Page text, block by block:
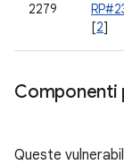
2279
[2]
Componenti
Queste